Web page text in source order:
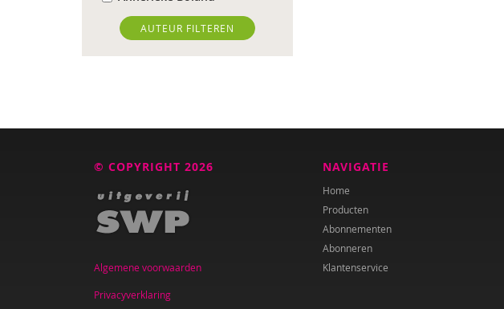
Wendy Bontje
Wanda Bosbaan
Marion Breg
Ed Buitenhek
Wouter Bulckaert
AUTEUR FILTEREN
© COPYRIGHT 2026
Algemene voorwaarden
Privacyverklaring
NAVIGATIE
Home
Producten
Abonnementen
Abonneren
Klantenservice